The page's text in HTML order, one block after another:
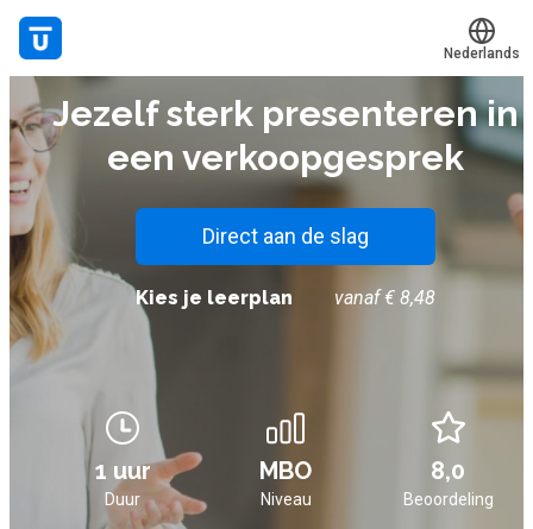
Mijn leerplek
Alle onderwerpen
Experts
Meer
Translate
Nederlands
Jezelf sterk presenteren in
een verkoopgesprek
Direct aan de slag
Kies je leerplan vanaf € 8,48
1 uur MBO 8,0
Duur Niveau Beoordeling